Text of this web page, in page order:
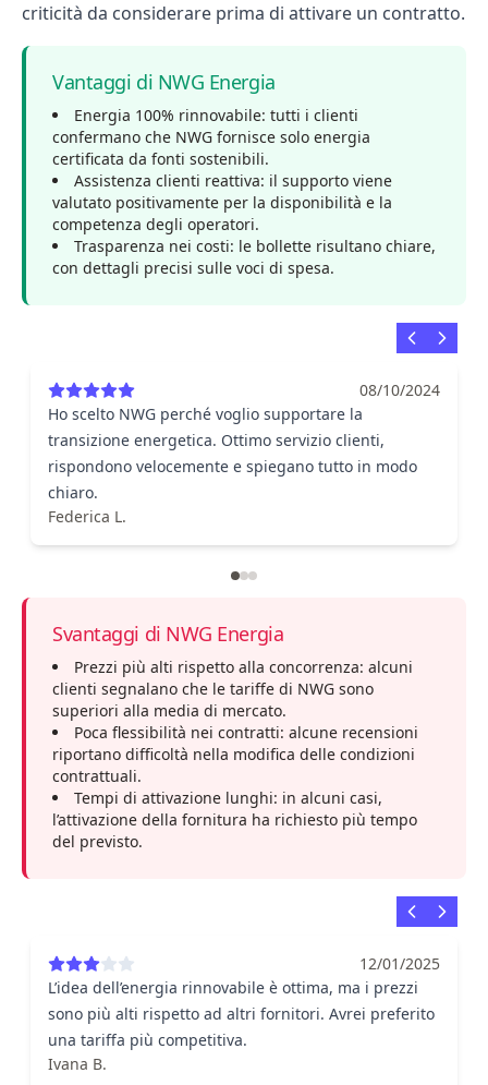
criticità da considerare prima di attivare un contratto.
Vantaggi di NWG Energia
Energia 100% rinnovabile: tutti i clienti
confermano che NWG fornisce solo energia
certificata da fonti sostenibili.
Assistenza clienti reattiva: il supporto viene
valutato positivamente per la disponibilità e la
competenza degli operatori.
Trasparenza nei costi: le bollette risultano chiare,
con dettagli precisi sulle voci di spesa.
08/10/2024
Ho scelto NWG perché voglio supportare la
transizione energetica. Ottimo servizio clienti,
rispondono velocemente e spiegano tutto in modo
chiaro.
Federica L.
Svantaggi di NWG Energia
Prezzi più alti rispetto alla concorrenza: alcuni
clienti segnalano che le tariffe di NWG sono
superiori alla media di mercato.
Poca flessibilità nei contratti: alcune recensioni
riportano difficoltà nella modifica delle condizioni
contrattuali.
Tempi di attivazione lunghi: in alcuni casi,
l’attivazione della fornitura ha richiesto più tempo
del previsto.
12/01/2025
L’idea dell’energia rinnovabile è ottima, ma i prezzi
sono più alti rispetto ad altri fornitori. Avrei preferito
una tariffa più competitiva.
Ivana B.